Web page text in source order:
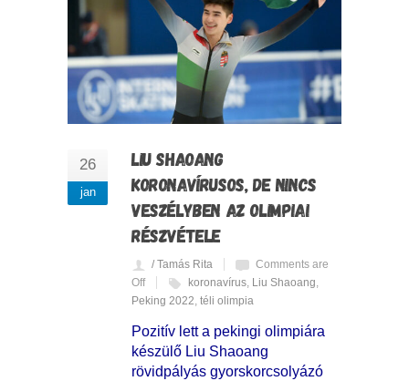
26
jan
LIU SHAOANG
KORONAVÍRUSOS, DE NINCS
VESZÉLYBEN AZ OLIMPIAI
RÉSZVÉTELE
/ Tamás Rita
Comments are
Off
koronavírus, Liu Shaoang,
Peking 2022, téli olimpia
Pozitív lett a pekingi olimpiára
készülő Liu Shaoang
rövidpályás gyorskorcsolyázó